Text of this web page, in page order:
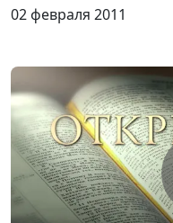
02 февраля 2011
Новый исход
Два царя - два народа